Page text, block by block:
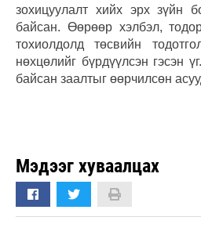
зохицуулалт хийх эрх зүйн
байсан. Өөрөөр хэлбэл,
тохиолдолд төсвийн
нөхцөлийг бүрдүүлсэн гэсэн
байсан заалтыг өөрчилсөн
Мэдээг хуваалцах